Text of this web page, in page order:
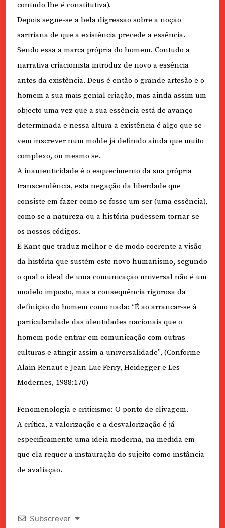
contudo lhe é constitutiva).
Depois segue-se a bela digressão sobre a noção
sartriana de que a existência precede a essência.
Sendo essa a marca própria do homem. Contudo a
narrativa criacionista introduz de novo a essência
antes da existência. Deus é então o grande artesão e o
homem a sua mais genial criação, mas ainda assim um
objecto uma vez que a sua essência está de avanço
determinada e nessa altura a existência é algo que se
vem inscrever num molde já definido ainda que muito
complexo, ou mesmo se.
A inautenticidade é o esquecimento da sua própria
transcendência, esta negação da liberdade que
consiste em fazer como se fosse um ser (uma essência),
como se a natureza ou a história pudessem tornar-se
os nossos códigos.
É Kant que traduz melhor e de modo coerente a visão
da história que sustém este novo humanismo, segundo
o qual o ideal de uma comunicação universal não é um
modelo imposto, mas a consequência rigorosa da
definição do homem como nada: “É ao arrancar-se à
particularidade das identidades nacionais que o
homem pode entrar em comunicação com outras
culturas e atingir assim a universalidade”, (Conforme
Alain Renaut e Jean-Luc Ferry, Heidegger e Les
Modernes, 1988:170)
Fenomenologia e criticismo: O ponto de clivagem.
A crítica, a valorização e a desvalorização é já
especificamente uma ideia moderna, na medida em
que ela requer a instauração do sujeito como instância
de avaliação.
Subscrever